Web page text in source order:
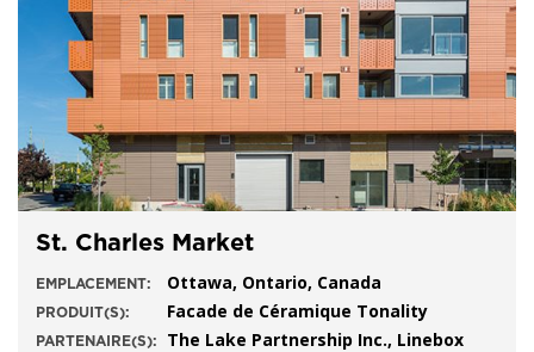
St. Charles Market
EMPLACEMENT: Ottawa, Ontario, Canada
PRODUIT(S): Facade de Céramique Tonality
PARTENAIRE(S):
The Lake Partnership Inc., Linebox